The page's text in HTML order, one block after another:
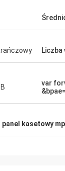
adaptery,
Liczba
var
panel kasetowy